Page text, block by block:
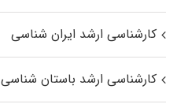
کارشناسی ارشد ایران شناسی
کارشناسی ارشد باستان شناسی